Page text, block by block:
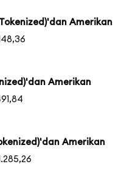
Amerikan
Amerikan
Amerikan